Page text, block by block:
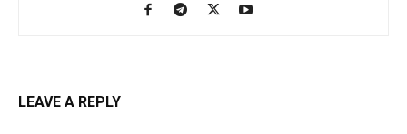
LEAVE A REPLY